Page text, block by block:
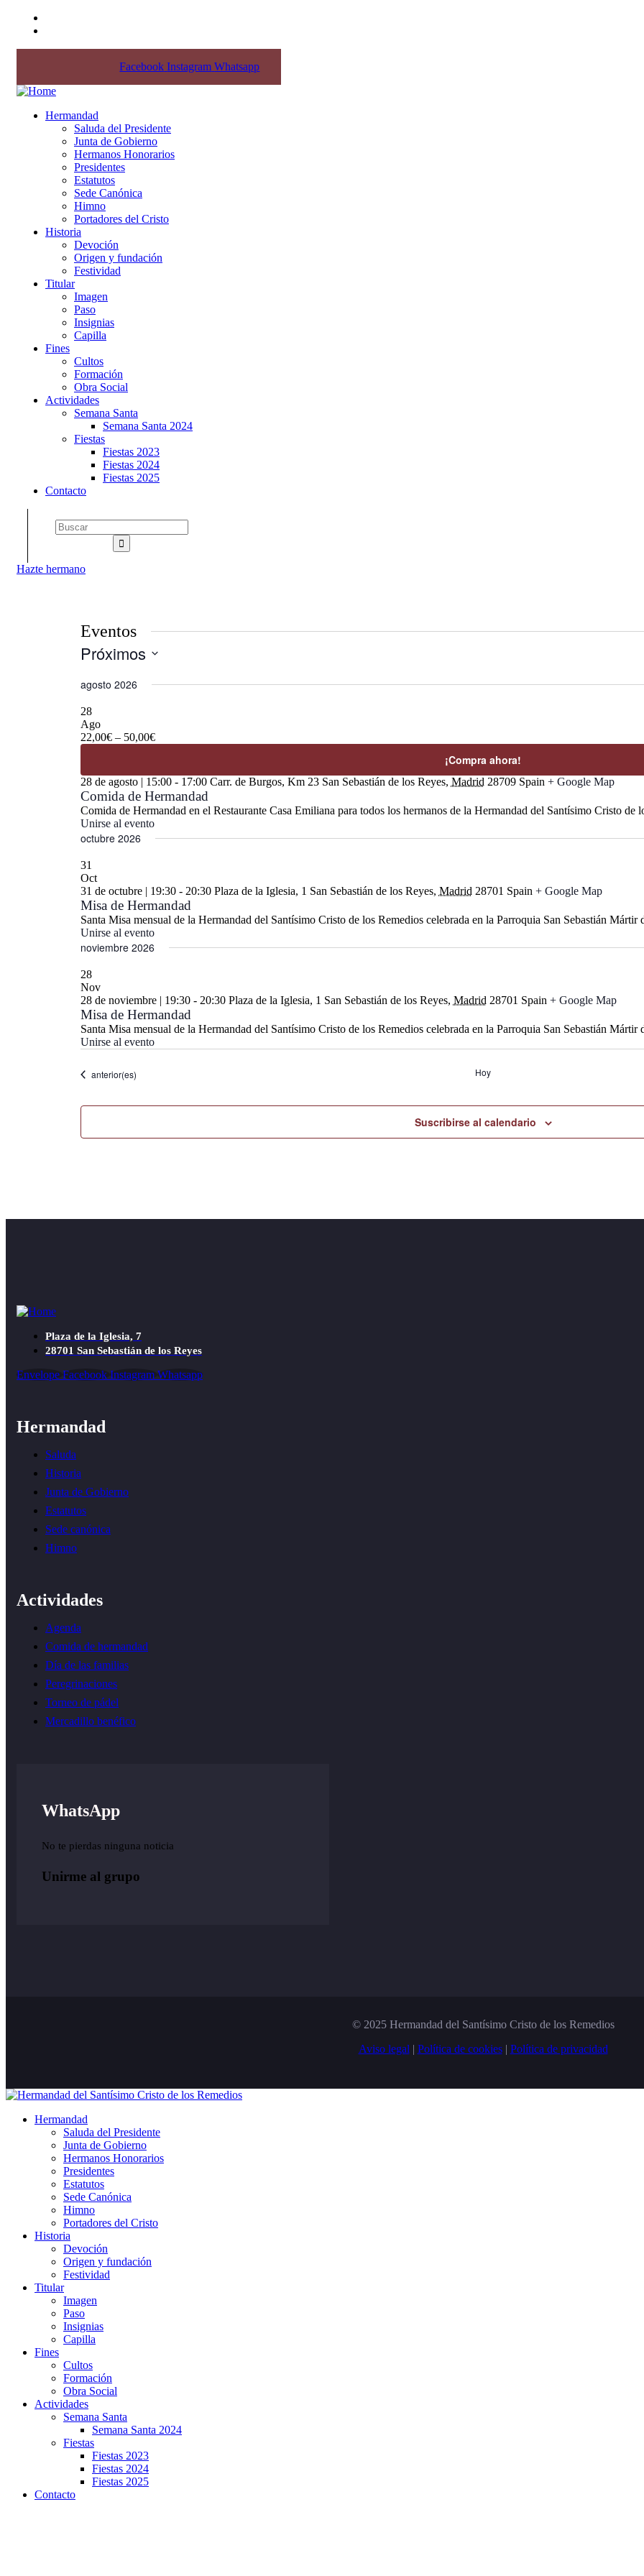
Facebook Instagram Whatsapp
Hermandad
Saluda del Presidente
Junta de Gobierno
Hermanos Honorarios
Presidentes
Estatutos
Sede Canónica
Himno
Portadores del Cristo
Historia
Devoción
Origen y fundación
Festividad
Titular
Imagen
Paso
Insignias
Capilla
Fines
Cultos
Formación
Obra Social
Actividades
Semana Santa
Semana Santa 2024
Fiestas
Fiestas 2023
Fiestas 2024
Fiestas 2025
Contacto
Hazte hermano
Eventos
Próximos
la
agosto 2026
28
Ago
22,00€ – 50,00€
¡Compra ahora!
28 de agosto | 15:00- 17:00 Carr. de Burgos, Km 23 San Sebastián de los Reyes, Madrid 28709 Spain + Google Map
Comida de Hermandad
Comida de Hermandad en el Restaurante Casa Emiliana para todos los hermanos de la Hermandad del Santísimo Cristo de
Unirse al evento
octubre 2026
31
Oct
31 de octubre | 19:30- 20:30 Plaza de la Iglesia, 1 San Sebastián de los Reyes, Madrid 28701 Spain + Google Map
Misa de Hermandad
Santa Misa mensual de la Hermandad del Santísimo Cristo de los Remedios celebrada en la Parroquia San Sebastián Mártir
Unirse al evento
noviembre 2026
28
Nov
28 de noviembre | 19:30- 20:30 Plaza de la Iglesia, 1 San Sebastián de los Reyes, Madrid 28701 Spain + Google Map
Misa de Hermandad
Santa Misa mensual de la Hermandad del Santísimo Cristo de los Remedios celebrada en la Parroquia San Sebastián Mártir
Unirse al evento
Eventos
anterior(es) Hoy
Suscribirse al calendario
Plaza de la Iglesia, 7
28701 San Sebastián de los Reyes
Envelope Facebook Instagram Whatsapp
Hermandad
Saluda
Historia
Junta de Gobierno
Estatutos
Sede canónica
Himno
Actividades
Agenda
Comida de hermandad
Día de las familias
Peregrinaciones
Torneo de pádel
Mercadillo benéfico
WhatsApp
No te pierdas ninguna noticia
Unirme al grupo
© 2025 Hermandad del Santísimo Cristo de los Remedios
Aviso legal | Política de cookies| Política de privacidad
Hermandad
Saluda del Presidente
Junta de Gobierno
Hermanos Honorarios
Presidentes
Estatutos
Sede Canónica
Himno
Portadores del Cristo
Historia
Devoción
Origen y fundación
Festividad
Titular
Imagen
Paso
Insignias
Capilla
Fines
Cultos
Formación
Obra Social
Actividades
Semana Santa
Semana Santa 2024
Fiestas
Fiestas 2023
Fiestas 2024
Fiestas 2025
Contacto